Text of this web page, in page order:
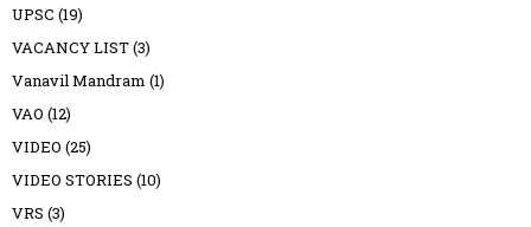
UPSC (19)
VACANCY LIST(3)
Vanavil Mandram (1)
VAO (12)
VIDEO (25)
VIDEO STORIES (10)
VRS (3)